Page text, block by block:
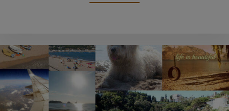
HELPER:
MIJ
KWAM
HELPEN